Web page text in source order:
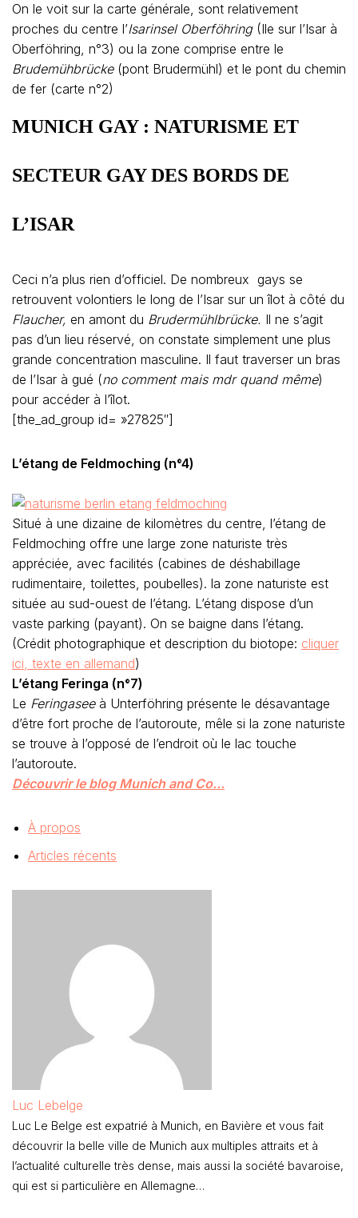
On le voit sur la carte générale, sont relativement
proches du centre l’Isarinsel Oberföhring(Ile sur l’Isar à
Oberföhring, n°3) ou la zone comprise entre le
Brudemühbrücke(pont Brudermühl) et le pont du chemin
de fer (carte n°2)
MUNICH GAY : NATURISME ET
SECTEUR GAY DES BORDS DE
L’ISAR
Ceci n’a plus rien d’officiel. De nombreux gays se
retrouvent volontiers le long de l’Isar sur un îlot à côté du
Flaucher, en amont du Brudermühlbrücke. Il ne s’agit
pas d’un lieu réservé, on constate simplement une plus
grande concentration masculine. Il faut traverser un bras
de l’Isar à gué (no comment mais mdr quand même)
pour accéder à l’îlot.
[the_ad_group id= »27825″]
L’étang de Feldmoching (n°4)
Situé à une dizaine de kilomètres du centre, l’étang de
Feldmoching offre une large zone naturiste très
appréciée, avec facilités (cabines de déshabillage
rudimentaire, toilettes, poubelles). la zone naturiste est
située au sud-ouest de l’étang. L’étang dispose d’un
vaste parking (payant). On se baigne dans l’étang.
(Crédit photographique et description du biotope: cliquer
ici, texte en allemand)
L’étang Feringa (n°7)
Le Feringasee à Unterföhring présente le désavantage
d’être fort proche de l’autoroute, mêle si la zone naturiste
se trouve à l’opposé de l’endroit où le lac touche
l’autoroute.
Découvrir le blog Munich and Co…
À propos
Articles récents
Luc Lebelge
Luc Le Belge est expatrié à Munich, en Bavière et vous fait
découvrir la belle ville de Munich aux multiples attraits et à
l’actualité culturelle très dense, mais aussi la société bavaroise,
qui est si particulière en Allemagne…